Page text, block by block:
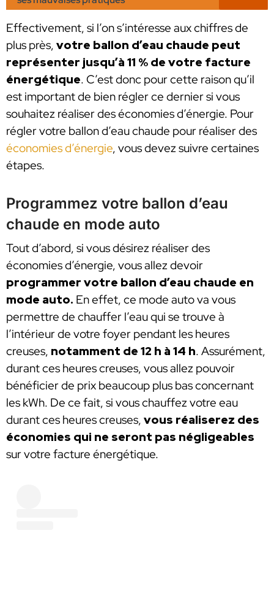
Effectivement, si l’on s’intéresse aux chiffres de
plus près, votre ballon d’eau chaude peut
représenter jusqu’à 11 % de votre facture
énergétique. C’est donc pour cette raison qu’il
est important de bien régler ce dernier si vous
souhaitez réaliser des économies d’énergie. Pour
régler votre ballon d’eau chaude pour réaliser des
économies d’énergie, vous devez suivre certaines
étapes.
Programmez votre ballon d’eau
chaude en mode auto
Tout d’abord, si vous désirez réaliser des
économies d’énergie, vous allez devoir
programmer votre ballon d’eau chaude en
mode auto. En effet, ce mode auto va vous
permettre de chauffer l’eau qui se trouve à
l’intérieur de votre foyer pendant les heures
creuses, notamment de 12 h à 14 h. Assurément,
durant ces heures creuses, vous allez pouvoir
bénéficier de prix beaucoup plus bas concernant
les kWh. De ce fait, si vous chauffez votre eau
durant ces heures creuses, vous réaliserez des
économies qui ne seront pas négligeables
sur votre facture énergétique.